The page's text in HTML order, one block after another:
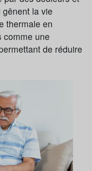
la vie
thermale en
comme une
de réduire